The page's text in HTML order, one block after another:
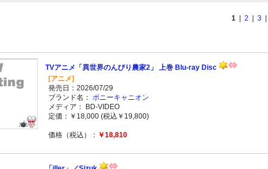
1| 2 3
TVアニメ「異世界のんびり農家2」 上巻 Blu-ray Disc
[アニメ]
発売日：2026/07/29
ブランド名： ポニーキャニオン
メディア： BD-VIDEO
定価：￥18,000 (税込￥19,800)
価格（税込）： ￥18,810